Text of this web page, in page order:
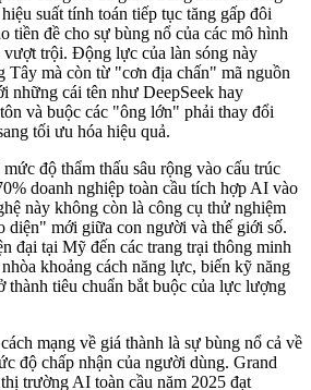
suất tính toán tiếp tục tăng gấp đôi
tiền đề cho sự bùng nổ của các mô hình
vượt trội. Động lực của làn sóng này
Tây mà còn từ "cơn địa chấn" mã nguồn
những cái tên như DeepSeek hay
và buộc các "ông lớn" phải thay đổi
tối ưu hóa hiệu quả.
độ thẩm thấu sâu rộng vào cấu trúc
doanh nghiệp toàn cầu tích hợp AI vào
này không còn là công cụ thử nghiệm
diện" mới giữa con người và thế giới số.
đại tại Mỹ đến các trang trại thông minh
khoảng cách năng lực, biến kỹ năng
thành tiêu chuẩn bắt buộc của lực lượng
mạng về giá thành là sự bùng nổ cả về
độ chấp nhận của người dùng. Grand
trường AI toàn cầu năm 2025 đạt